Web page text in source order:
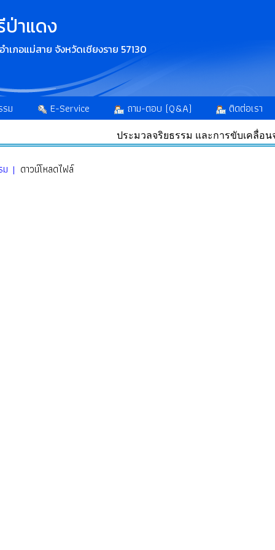
ป่าแดง
เภอแม่สาย จังหวัดเชียงราย 57130
ม E-Service ถาม-ตอบ (Q&A) ติดต่อเรา
ประมวลจริยธรรม และการขับเคลื่อน
ม | ดาวน์โหลดไฟล์